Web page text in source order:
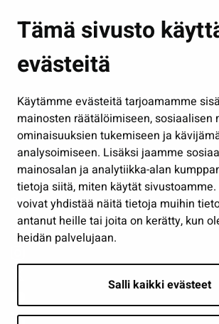
Tämä sivusto
evästeitä
Käytämme evästeitä tarjoamamme
mainosten räätälöimiseen, sosiaalisen
ominaisuuksien tukemiseen ja
analysoimiseen. Lisäksi jaamme
mainosalan ja analytiikka-alan
tietoja siitä, miten käytät
voivat yhdistää näitä tietoja muihin
antanut heille tai joita on kerätty, kun
heidän palvelujaan.
Salli kaikki evästeet
Kasvatus ja opetus
Kulttuuri ja liikunta
Työ ja yrittäminen
Osallistu ja asioi
Näytä omat evästeasetukseni
Seuraa meitä